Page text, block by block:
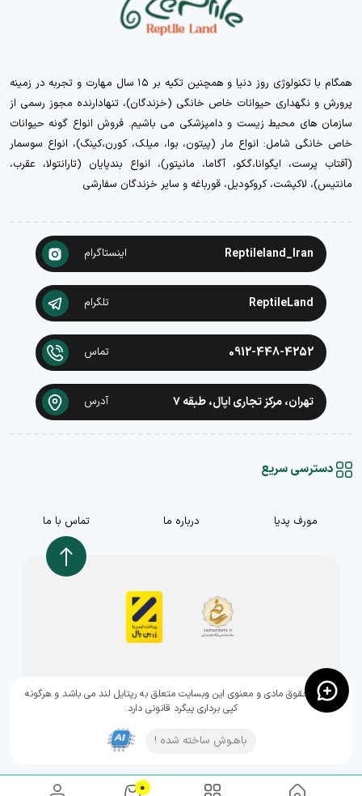
0
همگام با تکنولوژی روز دنیا و همچنین تکیه بر ۱۵ سال مهارت و تجربه در زمینه
پرورش و نگهداری حیوانات خاص خانگی (خزندگان)، تنهادارنده مجوز رسمی از
سازمان های محیط زیست و دامپزشکی می باشیم. فروش انواع گونه حیوانات
خاص خانگی شامل: انواع مار (پیتون، بوا، میلک، کورن،کینگ)، انواع سوسمار
(آفتاب پرست، ایگوانا،گکو، آگاما، مانیتور)، انواع بندپایان (تارانتولا، عقرب،
مانتیس)، لاکپشت، کروکودیل، قورباغه و سایر خزندگان سفارشی
Reptileland_Iran اینستاگرام
ReptileLand تلگرام
0912-448-4252 تماس
تهران، مرکز تجاری اپال، طبقه ۷ آدرس
دسترسی سریع
مورف پدیا درباره ما تماس با ما
,تمامی حقوق مادی و معنوی این وبسایت متعلق به رپتایل لند می باشد و هرگونه
کپی برداری پیگرد قانونی دارد.
باهـوش ساخته شده !